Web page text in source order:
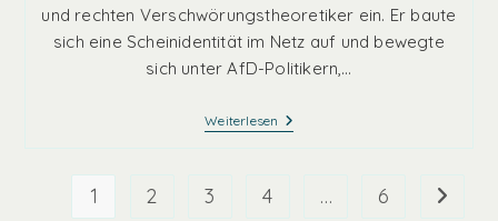
und rechten Verschwörungstheoretiker ein. Er baute
sich eine Scheinidentität im Netz auf und bewegte
sich unter AfD-Politikern,…
Weiterlesen Die
Reise
1 2 3 4 … 6 Zur